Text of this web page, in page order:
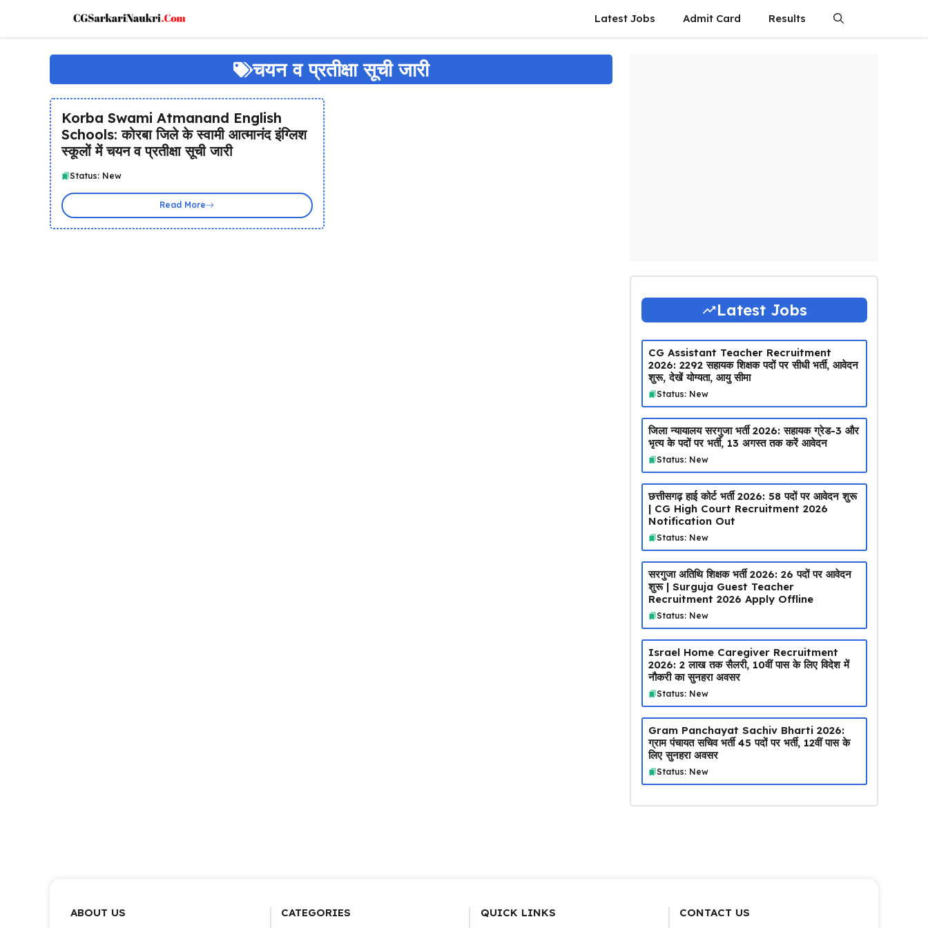
content
Latest Jobs Admit Card Results
चयन व प्रतीक्षा सूची जारी
Korba Swami Atmanand English
Schools: कोरबा जिले के स्वामी आत्मानंद इंग्लिश
स्कूलों में चयन व प्रतीक्षा सूची जारी
Status: New
Read More
Latest Jobs
CG Assistant Teacher Recruitment
2026: 2292 सहायक शिक्षक पदों पर सीधी भर्ती, आवेदन
शुरू, देखें योग्यता, आयु सीमा
Status: New
जिला न्यायालय सरगुजा भर्ती 2026: सहायक ग्रेड-3 और
भृत्य के पदों पर भर्ती, 13 अगस्त तक करें आवेदन
Status: New
छत्तीसगढ़ हाई कोर्ट भर्ती 2026: 58 पदों पर आवेदन शुरू
| CG High Court Recruitment 2026
Notification Out
Status: New
सरगुजा अतिथि शिक्षक भर्ती 2026: 26 पदों पर आवेदन
शुरू | Surguja Guest Teacher
Recruitment 2026 Apply Offline
Status: New
Israel Home Caregiver Recruitment
2026: ₹2 लाख तक सैलरी, 10वीं पास के लिए विदेश में
नौकरी का सुनहरा अवसर
Status: New
Gram Panchayat Sachiv Bharti 2026:
ग्राम पंचायत सचिव भर्ती 45 पदों पर भर्ती, 12वीं पास के
लिए सुनहरा अवसर
Status: New
ABOUT US CATEGORIES QUICK LINKS CONTACT US